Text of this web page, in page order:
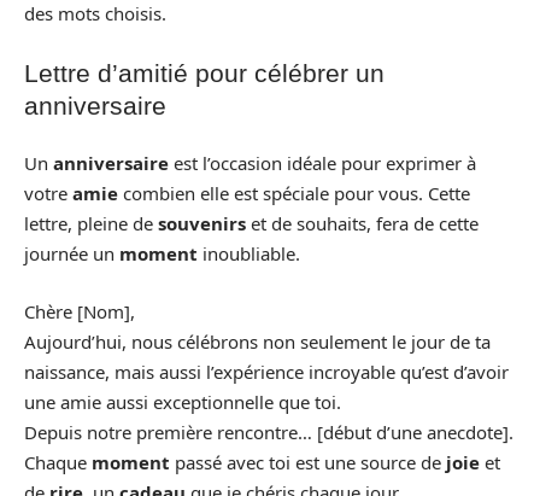
des mots choisis.
Lettre d’amitié pour célébrer un
anniversaire
Un anniversaire est l’occasion idéale pour exprimer à
votre amie combien elle est spéciale pour vous. Cette
lettre, pleine de souvenirs et de souhaits, fera de cette
journée un moment inoubliable.
Chère [Nom],
Aujourd’hui, nous célébrons non seulement le jour de ta
naissance, mais aussi l’expérience incroyable qu’est d’avoir
une amie aussi exceptionnelle que toi.
Depuis notre première rencontre… [début d’une anecdote].
Chaque moment passé avec toi est une source de joie et